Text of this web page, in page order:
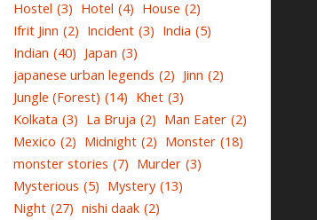
Hostel (3) Hotel (4) House (2)
Ifrit Jinn (2) Incident (3) India (5)
Indian (40) Japan (3)
japanese urban legends (2) Jinn (2)
Jungle (Forest) (14) Khet (3)
Kolkata (3) La Bruja (2) Man Eater (2)
Mexico (2) Midnight (2) Monster (18)
monster stories (7) Murder (3)
Mysterious (5) Mystery (13)
Night (27) nishi daak (2)